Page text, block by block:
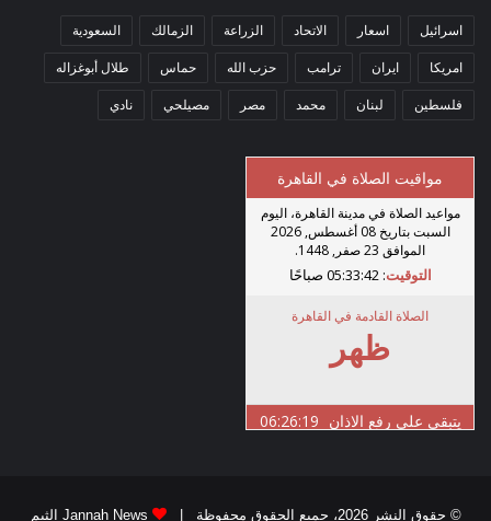
اسرائيل اسعار الاتحاد الزراعة الزمالك السعودية
امريكا ايران ترامب حزب الله حماس طلال أبوغزاله
فلسطين لبنان محمد مصر مصيلحي نادي
© حقوق النشر 2026، جميع الحقوق محفوظة | Jannah News الثيم